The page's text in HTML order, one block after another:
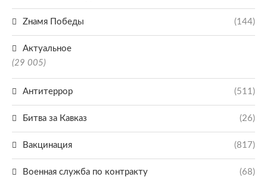
Zнамя Победы (144)
Актуальное
(29 005)
Антитеррор (511)
Битва за Кавказ (26)
Вакцинация (817)
Военная служба по контракту (68)